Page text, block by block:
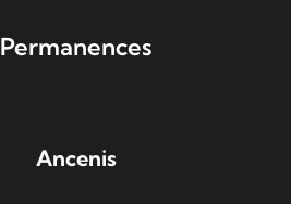
Permanences
Ancenis